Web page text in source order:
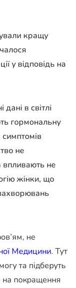
кращу
у відповідь на
в світлі
гормональну
не
впливають не
жінки, що
не
Медицини. Тут
та підберуть
на покращення